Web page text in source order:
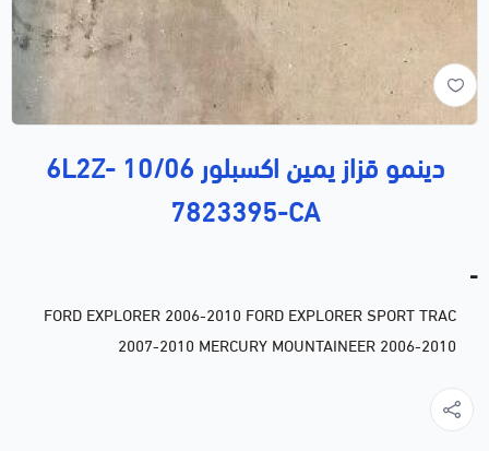
دينمو قزاز يمين اكسبلور 10/06 6L2Z-
7823395-CA
-
FORD EXPLORER 2006-2010 FORD EXPLORER SPORT TRAC
2007-2010 MERCURY MOUNTAINEER 2006-2010